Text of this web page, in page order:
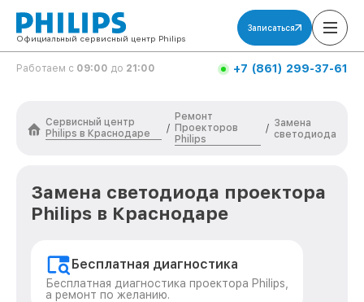
Официальный сервисный центр Philips
Записаться
Работаем с 09:00 до 21:00 +7 (861) 299-37-61
Сервисный центр
Philips в Краснодаре
/
Ремонт
Проекторов
Philips
/ Замена
светодиода
Замена светодиода проектора
Philips в Краснодаре
Бесплатная диагностика
Бесплатная диагностика проектора Philips,
а ремонт по желанию.